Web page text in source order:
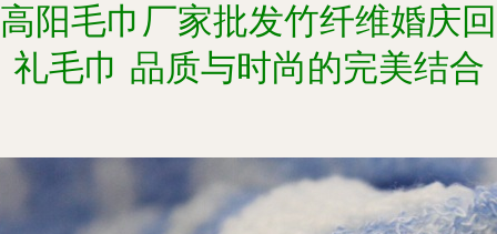
高阳毛巾厂家批发竹纤维婚庆回
礼毛巾 品质与时尚的完美结合